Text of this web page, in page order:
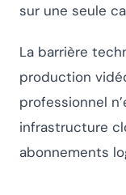
sur une seule
La barrière
production
professionnel
infrastructure
abonnements